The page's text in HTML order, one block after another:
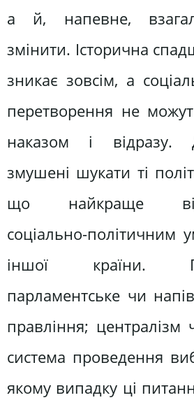
а й, напевне,
змінити. Історична
зникає зовсім, а
перетворення не
наказом і відразу.
змушені шукати ті
що найкраще
соціально-політичним
іншої країни.
парламентське чи
правління; централізм
система проведення
якому випадку ці